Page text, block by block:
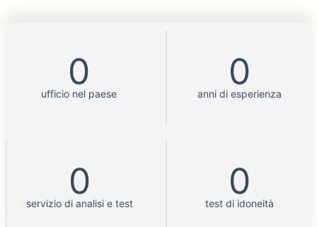
0
ufficio nel paese
0
anni di esperienza
0
servizio di analisi e test
0
test di idoneità